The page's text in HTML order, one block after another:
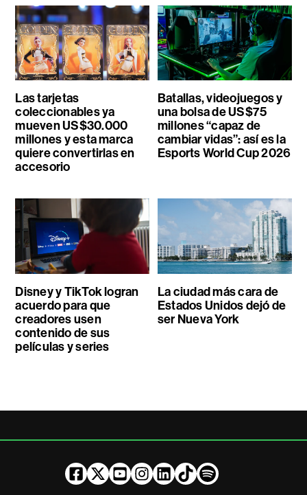
Las tarjetas
coleccionables ya
mueven US$30.000
millones y esta marca
quiere convertirlas en
accesorio
Batallas, videojuegos y
una bolsa de US$75
millones “capaz de
cambiar vidas”: así es la
Esports World Cup 2026
Disney y TikTok logran
acuerdo para que
creadores usen
contenido de sus
películas y series
La ciudad más cara de
Estados Unidos dejó de
ser Nueva York